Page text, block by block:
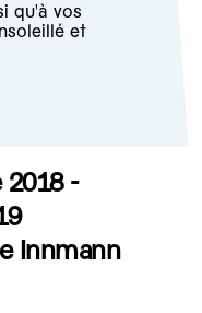
qu'à vos
et
-
Innmann